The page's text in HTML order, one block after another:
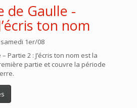
de Gaulle -
ton nom
1er/08
Partie 2 : J’écris ton nom est la
partie et couvre la période